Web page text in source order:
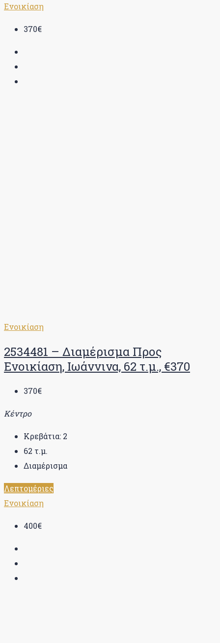
Ενοικίαση
370€
Ενοικίαση
2534481 – Διαμέρισμα Προς
Ενοικίαση, Ιωάννινα, 62 τ.μ., €370
370€
Κέντρο
Κρεβάτια: 2
62 τ.μ.
Διαμέρισμα
Λεπτομέριες
Ενοικίαση
400€